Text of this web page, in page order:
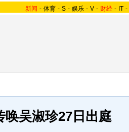
新闻 - 体育 - S - 娱乐 - V - 财经 - IT -
唤吴淑珍27日出庭